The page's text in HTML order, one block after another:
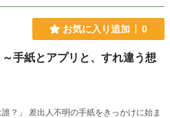
お気に入り追加 0
手紙とアプリと、すれ違う想
きっかけに始ま